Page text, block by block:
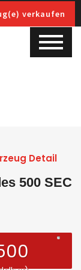
verkaufen
Detail
500 SEC